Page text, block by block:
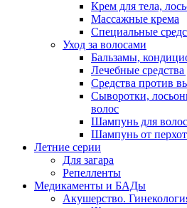
Крем для тела,
Массажные крема
Специальные
Уход за волосами
Бальзамы,
Лечебные средства
Средства против
Сыворотки,
волос
Шампунь для волос
Шампунь от
Летние серии
Для загара
Репелленты
Медикаменты и БАДы
Акушерство.